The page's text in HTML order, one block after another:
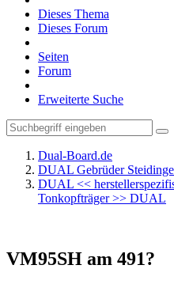
Dieses Thema
Dieses Forum
Seiten
Forum
Erweiterte Suche
Dual-Board.de
DUAL Gebrüder
DUAL <<
Tonkopfträger >> DUAL
VM95SH am 491?